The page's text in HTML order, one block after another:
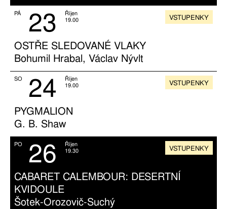
PÁ 23
Říjen
19.00
OSTŘE SLEDOVANÉ VLAKY
Bohumil Hrabal, Václav Nývlt
VSTUPENKY
SO 24
Říjen
19.00
PYGMALION
G. B. Shaw
VSTUPENKY
PO 26
Říjen
19.30
CABARET CALEMBOUR: DESERTNÍ
KVIDOULE
Šotek-Orozovič-Suchý
VSTUPENKY